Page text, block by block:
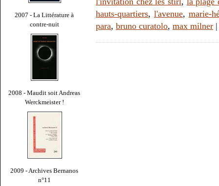
2007 - La Littérature à
contre-nuit
2008 - Maudit soit Andreas
Werckmeister !
2009 - Archives Bernanos
n°11
hauts-quartiers, l'avenue, marie-
para, bruno curatolo, max milner